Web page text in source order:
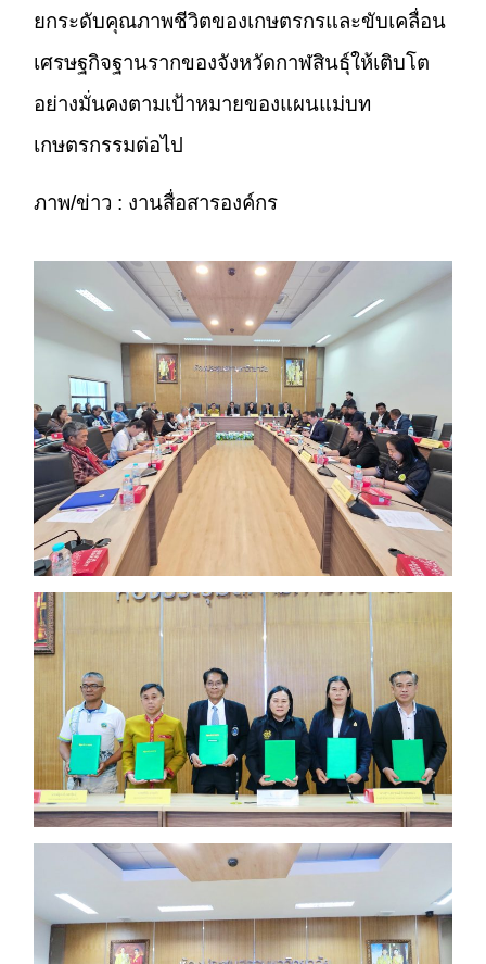
ยกระดับคุณภาพชีวิตของเกษตรกรและขับเคลื่อน
เศรษฐกิจฐานรากของจังหวัดกาฬสินธุ์ให้เติบโต
อย่างมั่นคงตามเป้าหมายของแผนแม่บท
เกษตรกรรมต่อไป
ภาพ/ข่าว : งานสื่อสารองค์กร